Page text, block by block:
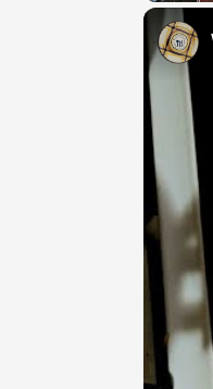
Unmute